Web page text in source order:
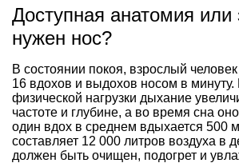
Доступная анатомия
нужен нос?
В состоянии покоя, взрослый
16 вдохов и выдохов носом в
физической нагрузки дыхание
частоте и глубине, а во время сна
один вдох в среднем вдыхается 500
составляет 12 000 литров воздуха в
должен быть очищен, подогрет и